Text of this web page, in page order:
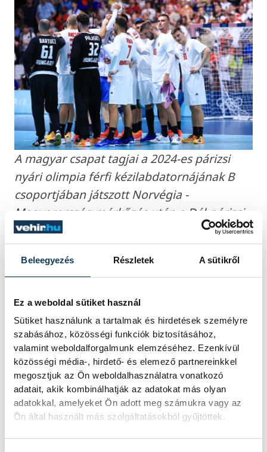
Beleegyezés Részletek A sütikről
Ez a weboldal sütiket használ
Sütiket használunk a tartalmak és hirdetések személyre
szabásához, közösségi funkciók biztosításához,
valamint weboldalforgalmunk elemzéséhez. Ezenkívül
közösségi média-, hirdető- és elemező partnereinkkel
megosztjuk az Ön weboldalhasználatra vonatkozó
adatait, akik kombinálhatják az adatokat más olyan
adatokkal, amelyeket Ön adott meg számukra vagy az
Ön által használt más szolgáltatásokból gyűjtöttek.
A magyar csapat tagjai a 2024-es párizsi
nyári olimpia férfi kézilabdatornájának B
csoportjában játszott Norvégia -
Magyarország mérkőzés után a Dél-párizsi
Arénában 2024. július 31-én. Norvégia-
Magyarország 26-25. MTI/Illyés Tibor
szinte semmi esélyük nem volt, mert a
magyarok megpróbálták a
kulcsjátékosokat jobban fogni, és bíztak a
kapusaikban.
Büszke vagyok a csapatra,
mert ha kicsit jobban